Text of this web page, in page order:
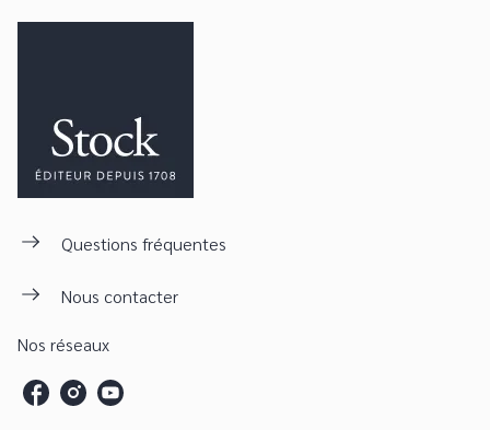
Questions fréquentes
Nous contacter
Nos réseaux